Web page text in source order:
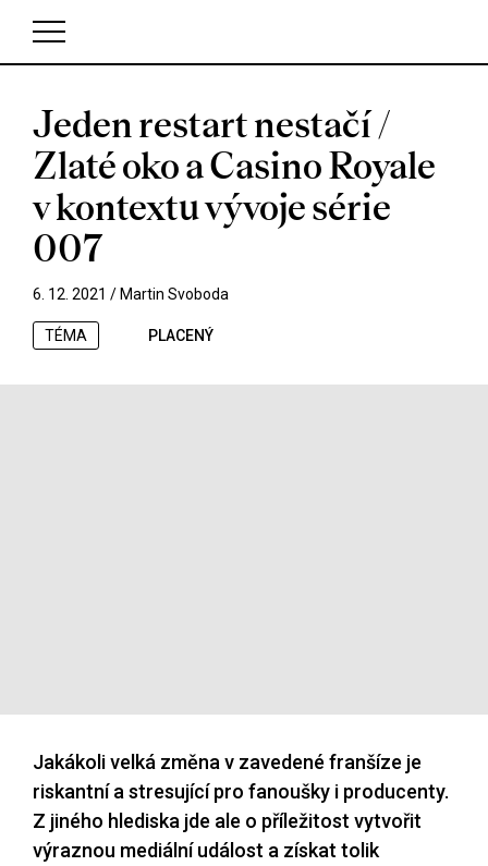
V košíku zatím nemáte žádné položky.
Jeden restart nestačí /
Zlaté oko a Casino Royale
v kontextu vývoje série
007
6. 12. 2021 / Martin Svoboda
TÉMA PLACENÝ
Jakákoli velká změna v zavedené franšíze je
riskantní a stresující pro fanoušky i producenty.
Z jiného hlediska jde ale o příležitost vytvořit
výraznou mediální událost a získat tolik